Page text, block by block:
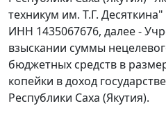
техникум им. Т.Г.
ИНН 1435067676, далее -
взыскании суммы
бюджетных средств в
копейки в доход
Республики Саха (Якутия).